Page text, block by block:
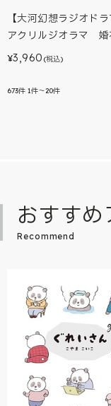
【大河幻想ラジオドラ
アクリルジオラマ 婚
¥3,960 (税込)
673件 1件～20件
おすすめ
Recommend